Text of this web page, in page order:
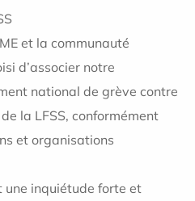
et la communauté
d’associer notre
national de grève contre
la LFSS, conformément
et organisations
inquiétude forte et